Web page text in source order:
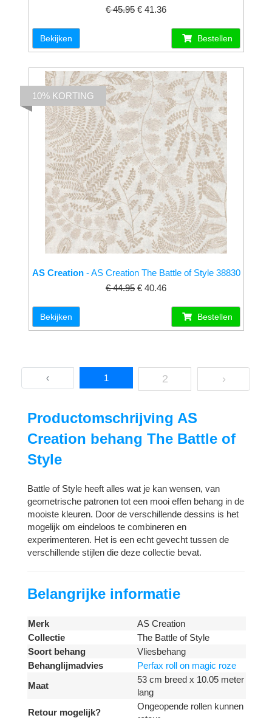
€ 45.95 € 41.36
Bekijken Bestellen
AS Creation- AS Creation The Battle of Style 38830
€ 44.95 € 40.46
10% KORTING
Bekijken Bestellen
‹ 1 2 ›
Productomschrijving AS
Creation behang The Battle of
Style
Battle of Style heeft alles wat je kan wensen, van
geometrische patronen tot een mooi effen behang in de
mooiste kleuren. Door de verschillende dessins is het
mogelijk om eindeloos te combineren en
experimenteren. Het is een echt gevecht tussen de
verschillende stijlen die deze collectie bevat.
Belangrijke informatie
Merk
AS Creation
Collectie
The Battle of Style
Soort behang
Vliesbehang
Behanglijmadvies
Perfax roll on magic roze
Maat
53 cm breed x 10.05 meter
lang
Retour mogelijk?
Ongeopende rollen kunnen